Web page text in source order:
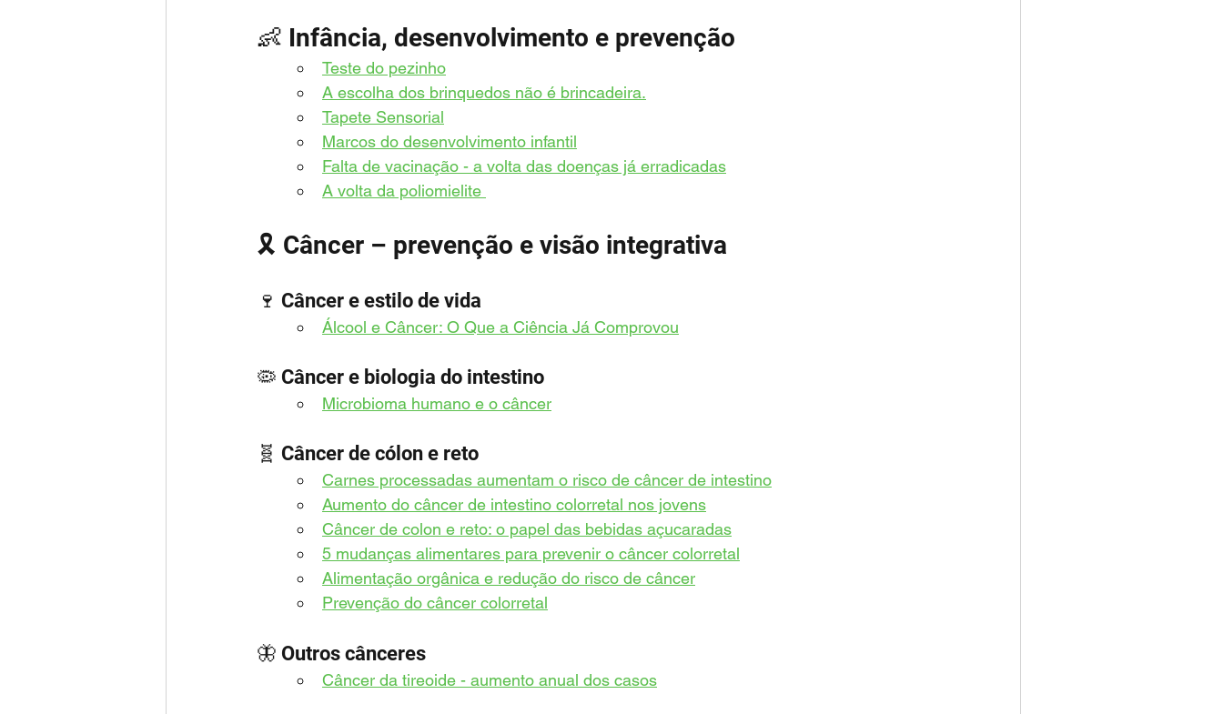
👶 Infância, desenvolvimento e prevenção
Teste do pezinho
A escolha dos brinquedos não é brincadeira.
Tapete Sensorial
Marcos do desenvolvimento infantil
Falta de vacinação - a volta das doenças já erradicadas
A volta da poliomielite
🎗️ Câncer – prevenção e visão integrativa
🍷 Câncer e estilo de vida
Álcool e Câncer: O Que a Ciência Já Comprovou
🦠 Câncer e biologia do intestino
Microbioma humano e o câncer
🧬 Câncer de cólon e reto
Carnes processadas aumentam o risco de câncer de intestino
Aumento do câncer de intestino colorretal nos jovens
Câncer de colon e reto: o papel das bebidas açucaradas
5 mudanças alimentares para prevenir o câncer colorretal
Alimentação orgânica e redução do risco de câncer
Prevenção do câncer colorretal
🦋 Outros cânceres
Câncer da tireoide - aumento anual dos casos